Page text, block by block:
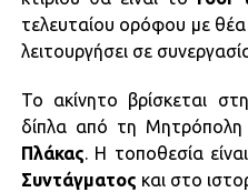
τελευταίου ορόφου με
λειτουργήσει σε
Το ακίνητο βρίσκεται
δίπλα από τη Μητρόπολη
Πλάκας. Η τοποθεσία
Συντάγματος και στο